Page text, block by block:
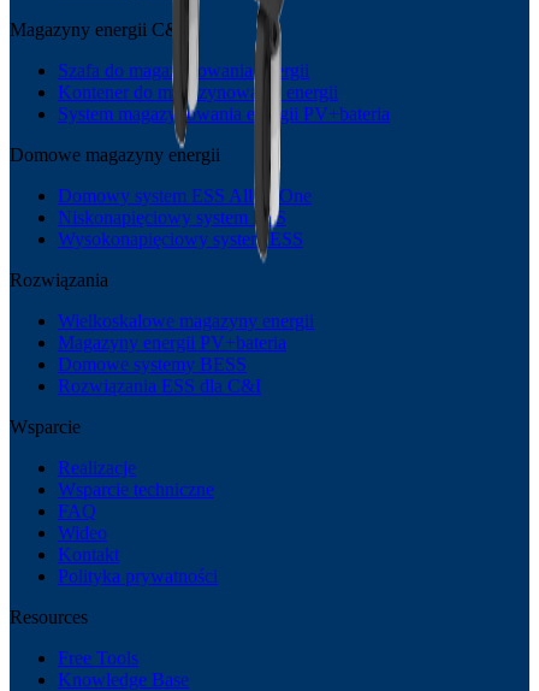
Magazyny energii C&I
Szafa do magazynowania energii
Kontener do magazynowania energii
System magazynowania energii PV+bateria
Domowe magazyny energii
Domowy system ESS All-in-One
Niskonapięciowy system ESS
Wysokonapięciowy system ESS
Rozwiązania
Wielkoskalowe magazyny energii
Magazyny energii PV+bateria
Domowe systemy BESS
Rozwiązania ESS dla C&I
Wsparcie
Realizacje
Wsparcie techniczne
FAQ
Wideo
Kontakt
Polityka prywatności
Resources
Free Tools
Knowledge Base